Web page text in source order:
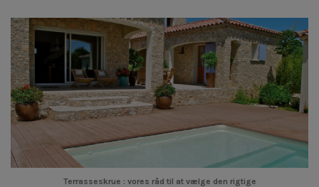
Terrasseskrue : vores råd til at vælge den rigtige